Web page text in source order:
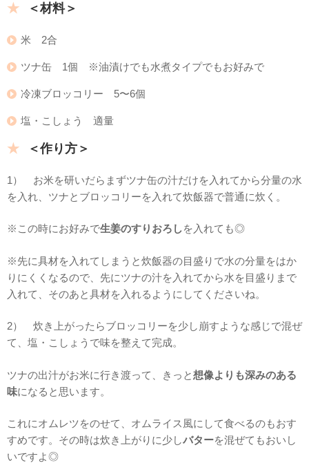
＜材料＞
米 2合
ツナ缶 1個 ※油漬けでも水煮タイプでもお好みで
冷凍ブロッコリー 5〜6個
塩・こしょう 適量
＜作り方＞
1） お米を研いだらまずツナ缶の汁だけを入れてから分量の水
を入れ、ツナとブロッコリーを入れて炊飯器で普通に炊く。
※この時にお好みで生姜のすりおろしを入れても◎
※先に具材を入れてしまうと炊飯器の目盛りで水の分量をはか
りにくくなるので、先にツナの汁を入れてから水を目盛りまで
入れて、そのあと具材を入れるようにしてくださいね。
2） 炊き上がったらブロッコリーを少し崩すような感じで混ぜ
て、塩・こしょうで味を整えて完成。
ツナの出汁がお米に行き渡って、きっと想像よりも深みのある
味になると思います。
これにオムレツをのせて、オムライス風にして食べるのもおす
すめです。その時は炊き上がりに少しバターを混ぜてもおいし
いですよ◎